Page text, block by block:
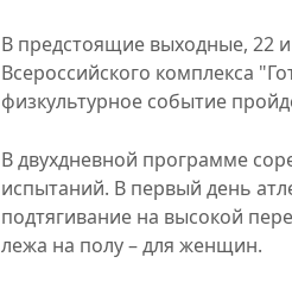
В предстоящие выходные, 22
Всероссийского комплекса
физкультурное событие
В двухдневной программе
испытаний. В первый день
подтягивание на высокой
лежа на полу – для женщин.